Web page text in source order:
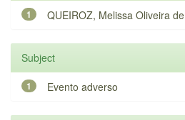
1 QUEIROZ, Melissa Oliveira de
Subject
1 Evento adverso